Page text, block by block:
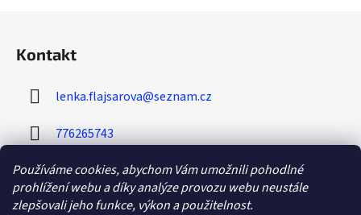
Používáme cookies, abychom Vám umožnili pohodlné
prohlížení webu a díky analýze provozu webu neustále
zlepšovali jeho funkce, výkon a použitelnost.
r
y
v
ý
p
e
Kontakt
lenka.flajsarova@seznam.cz
776265743